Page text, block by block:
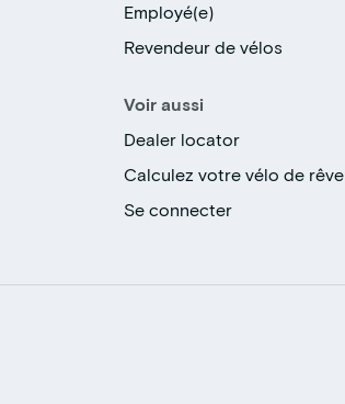
Employé(e)
Revendeur de vélos
Voir aussi
Dealer locator
Calculez votre vélo de rêve
Se connecter